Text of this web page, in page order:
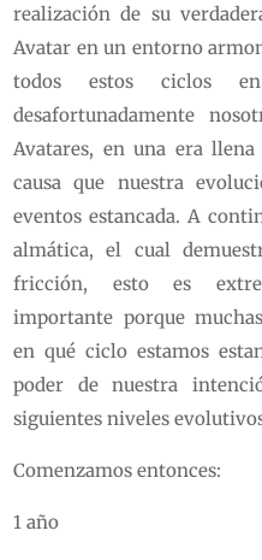
realización de su
Avatar en un entorno
todos estos ciclos
desafortunadamente
Avatares, en una era
causa que nuestra
eventos estancada. A
almática, el cual
fricción, esto es
importante porque
en qué ciclo estamos
poder de nuestra
siguientes niveles
Comenzamos entonces:
1 año